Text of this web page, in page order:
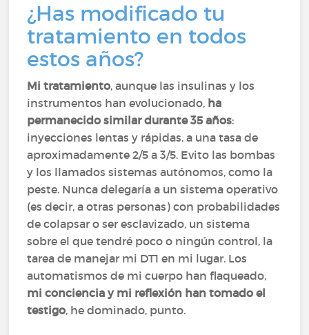
¿Has modificado tu
tratamiento en todos
estos años?
Mi tratamiento, aunque las insulinas y los
instrumentos han evolucionado, ha
permanecido similar durante 35 años:
inyecciones lentas y rápidas, a una tasa de
aproximadamente 2/5 a 3/5. Evito las bombas
y los llamados sistemas autónomos, como la
peste. Nunca delegaría a un sistema operativo
(es decir, a otras personas) con probabilidades
de colapsar o ser esclavizado, un sistema
sobre el que tendré poco o ningún control, la
tarea de manejar mi DT1 en mi lugar. Los
automatismos de mi cuerpo han flaqueado,
mi conciencia y mi reflexión han tomado el
testigo, he dominado, punto.